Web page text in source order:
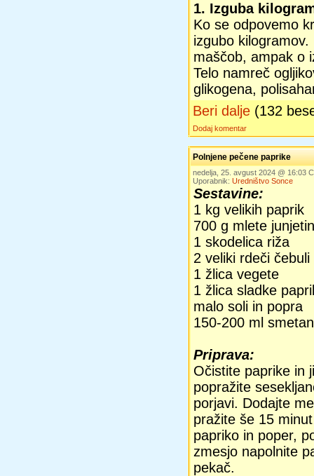
1. Izguba
Ko se odpovemo
izgubo
maščob, ampak o
Telo namreč
glikogena,
Beri dalje (132
Dodaj komentar
Polnjene pečene paprike
nedelja, 25. avgust 2024 @ 16:03
Uporabnik: Uredništvo Sonce
Sestavine:
1 kg velikih paprik
700 g mlete
1 skodelica riža
2 veliki rdeči čebuli
1 žlica vegete
1 žlica sladke
malo soli in popra
150-200 ml
Priprava:
Očistite paprike in
popražite
porjavi. Dodajte
pražite še 15
papriko in poper,
zmesjo napolnite
pekač.